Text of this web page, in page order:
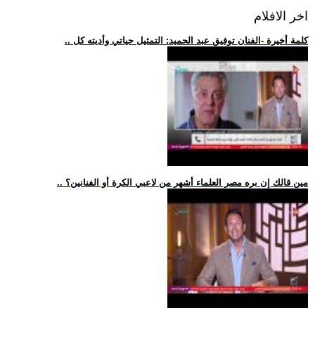
اخر الافلام
.. كلمة أخيرة -الفنان توفيق عبد الحميد: التمثيل حياتي وأديته كل
.. مين قالك إن بره مصر العلماء أشهر من لاعبي الكرة أو الفنانين؟